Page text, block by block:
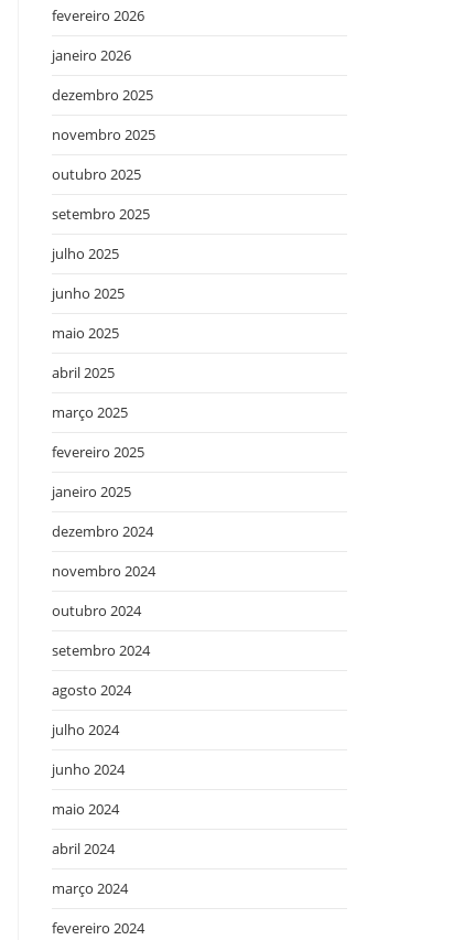
fevereiro 2026
janeiro 2026
dezembro 2025
novembro 2025
outubro 2025
setembro 2025
julho 2025
junho 2025
maio 2025
abril 2025
março 2025
fevereiro 2025
janeiro 2025
dezembro 2024
novembro 2024
outubro 2024
setembro 2024
agosto 2024
julho 2024
junho 2024
maio 2024
abril 2024
março 2024
fevereiro 2024